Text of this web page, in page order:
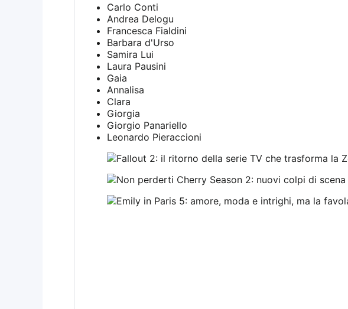
Carlo Conti
Andrea Delogu
Francesca Fialdini
Barbara d'Urso
Samira Lui
Laura Pausini
Gaia
Annalisa
Clara
Giorgia
Giorgio Panariello
Leonardo Pieraccioni